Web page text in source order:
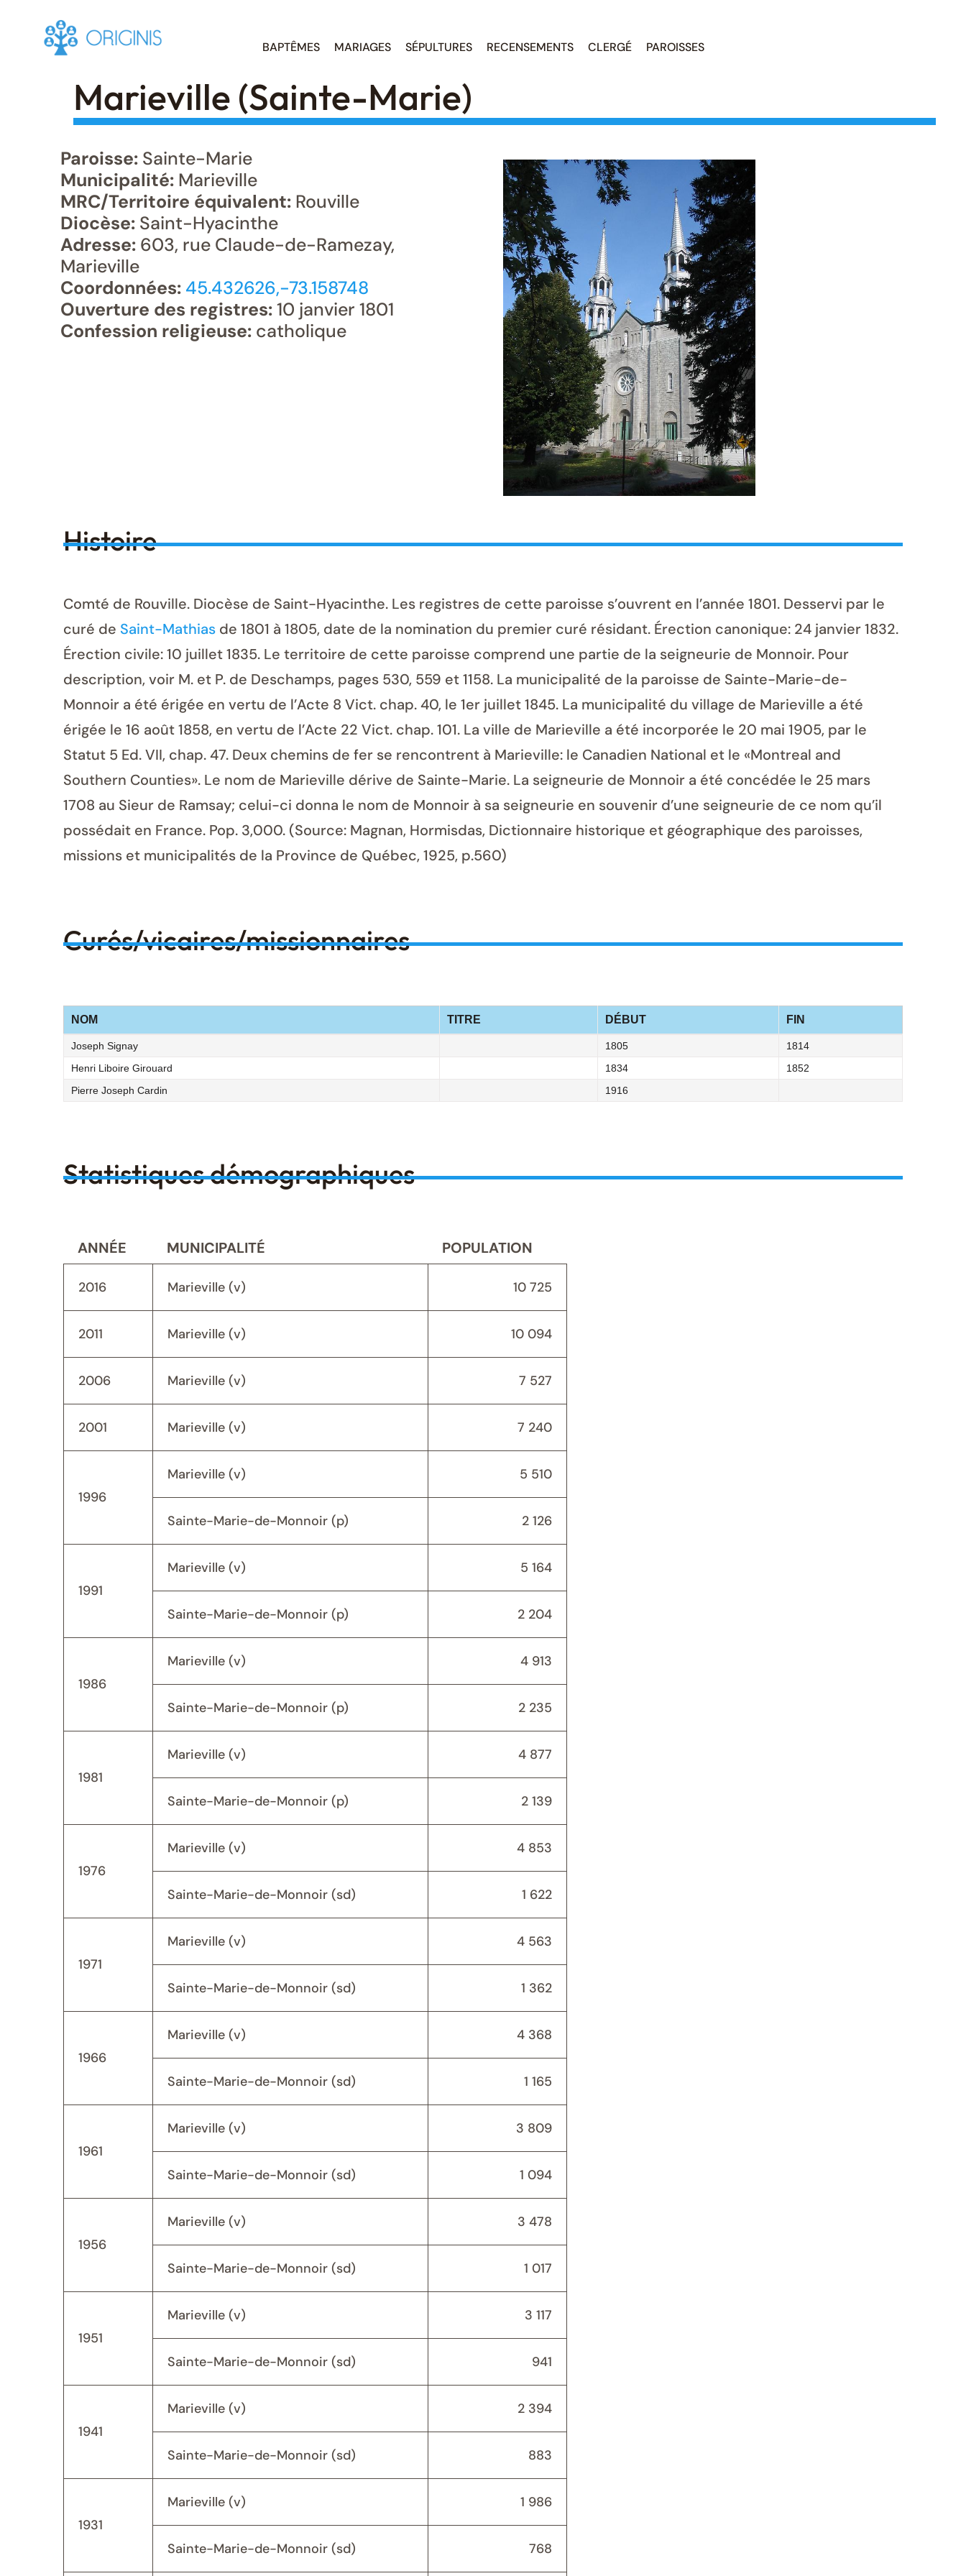
BAPTÊMES MARIAGES SÉPULTURES RECENSEMENTS CLERGÉ PAROISSES
Marieville (Sainte-Marie)
Paroisse: Sainte-Marie
Municipalité: Marieville
MRC/Territoire équivalent: Rouville
Diocèse: Saint-Hyacinthe
Adresse: 603, rue Claude-de-Ramezay,
Marieville
Coordonnées: 45.432626,-73.158748
Ouverture des registres:10 janvier 1801
Confession religieuse: catholique
Histoire
Comté de Rouville. Diocèse de Saint-Hyacinthe. Les registres de cette paroisse s’ouvrent en l’année 1801. Desservi par le
curé de Saint-Mathias de 1801 à 1805, date de la nomination du premier curé résidant. Érection canonique: 24 janvier 1832.
Érection civile: 10 juillet 1835. Le territoire de cette paroisse comprend une partie de la seigneurie de Monnoir. Pour
description, voir M. et P. de Deschamps, pages 530, 559 et 1158. La municipalité de la paroisse de Sainte-Marie-de-
Monnoir a été érigée en vertu de l’Acte 8 Vict. chap. 40, le 1er juillet 1845. La municipalité du village de Marieville a été
érigée le 16 août 1858, en vertu de l’Acte 22 Vict. chap. 101. La ville de Marieville a été incorporée le 20 mai 1905, par le
Statut 5 Ed. VII, chap. 47. Deux chemins de fer se rencontrent à Marieville: le Canadien National et le «Montreal and
Southern Counties». Le nom de Marieville dérive de Sainte-Marie. La seigneurie de Monnoir a été concédée le 25 mars
1708 au Sieur de Ramsay; celui-ci donna le nom de Monnoir à sa seigneurie en souvenir d’une seigneurie de ce nom qu’il
possédait en France. Pop. 3,000. (Source: Magnan, Hormisdas, Dictionnaire historique et géographique des paroisses,
missions et municipalités de la Province de Québec, 1925, p.560)
Curés/vicaires/missionnaires
NOM TITRE DÉBUT FIN
Joseph Signay 1805
1814
Henri Liboire Girouard
1834
1852
Pierre Joseph Cardin
1916
Statistiques démographiques
ANNÉE MUNICIPALITÉ POPULATION
2016 Marieville (v) 10 725
2011 Marieville (v) 10 094
2006 Marieville (v) 7 527
2001 Marieville (v) 7 240
1996
Marieville (v) 5 510
Sainte-Marie-de-Monnoir (p) 2 126
1991
Marieville (v) 5 164
Sainte-Marie-de-Monnoir (p) 2 204
1986
Marieville (v) 4 913
Sainte-Marie-de-Monnoir (p) 2 235
1981
Marieville (v) 4 877
Sainte-Marie-de-Monnoir (p) 2 139
1976
Marieville (v) 4 853
Sainte-Marie-de-Monnoir (sd) 1 622
1971
Marieville (v) 4 563
Sainte-Marie-de-Monnoir (sd) 1 362
1966
Marieville (v) 4 368
Sainte-Marie-de-Monnoir (sd) 1 165
1961
Marieville (v) 3 809
Sainte-Marie-de-Monnoir (sd) 1 094
1956
Marieville (v) 3 478
Sainte-Marie-de-Monnoir (sd) 1 017
1951
Marieville (v) 3 117
Sainte-Marie-de-Monnoir (sd) 941
1941
Marieville (v) 2 394
Sainte-Marie-de-Monnoir (sd) 883
1931
Marieville (v) 1 986
Sainte-Marie-de-Monnoir (sd) 768